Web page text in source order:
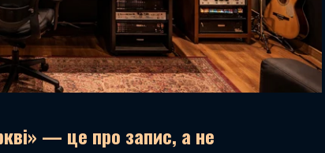
— це про запис, а не